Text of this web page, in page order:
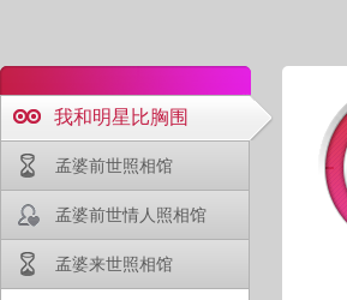
我和明星比胸围
孟婆前世照相馆
孟婆前世情人照相馆
孟婆来世照相馆